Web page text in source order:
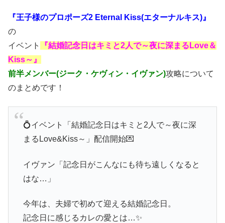
『王子様のプロポーズ2 Eternal Kiss(エターナルキス)』
の
イベント
『結婚記念日はキミと2人で～夜に深まるLove＆
Kiss～』
前半メンバー(ジーク・ケヴィン・イヴァン)攻略について
のまとめです！
💍イベント「結婚記念日はキミと2人で～夜に深
まるLove&Kiss～」配信開始💌
イヴァン「記念日がこんなにも待ち遠しくなると
はな…」
今年は、夫婦で初めて迎える結婚記念日。
記念日に感じるカレの愛とは…✨